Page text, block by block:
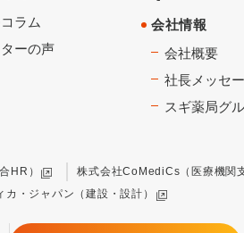
ラム
ーの声
会社情報
会社概要
社長メッセ
スギ薬局グ
HR）
株式会社CoMediCs（医療機関
・ジャパン（建設・設計）